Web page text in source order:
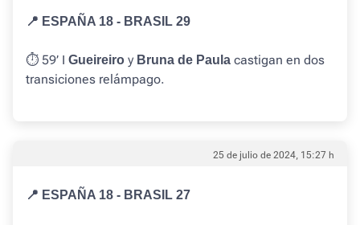
📍 ESPAÑA 18 - BRASIL 29
⏱️ 59’ I Gueireiro y Bruna de Paula castigan en dos
transiciones relámpago.
25 de julio de 2024, 15:27 h
📍 ESPAÑA 18 - BRASIL 27